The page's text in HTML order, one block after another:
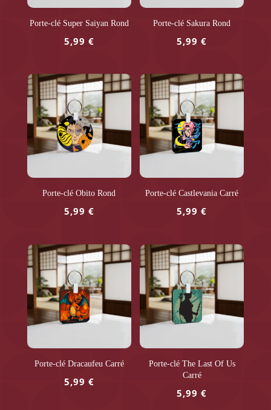
Porte-clé Super Saiyan Rond
5,99 €
Porte-clé Sakura Rond
5,99€
Porte-clé Obito Rond
5,99 €
Porte-clé Castlevania Carré
5,99€
Porte-clé Dracaufeu Carré
5,99 €
Porte-clé The Last Of Us
Carré
5,99€